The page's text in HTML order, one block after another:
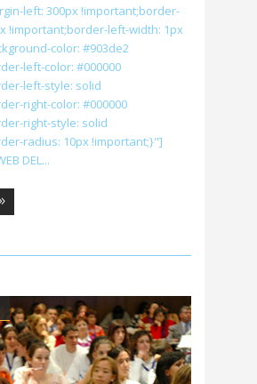
left: 300px !important;border-
!important;border-left-width: 1px
color: #903de2
left-color: #000000
left-style: solid
right-color: #000000
right-style: solid
radius: 10px !important;}"]
DEL